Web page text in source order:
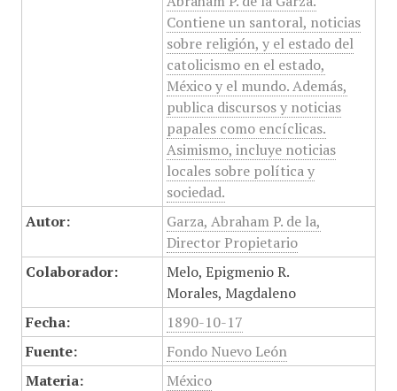
Contiene un santoral, noticias
sobre religión, y el estado del
catolicismo en el estado,
México y el mundo. Además,
publica discursos y noticias
papales como encíclicas.
Asimismo, incluye noticias
locales sobre política y
sociedad.
Autor:
Garza, Abraham P. de la,
Director Propietario
Colaborador:
Melo, Epigmenio R.
Morales, Magdaleno
Fecha:
1890-10-17
Fuente:
Fondo Nuevo León
Materia:
México